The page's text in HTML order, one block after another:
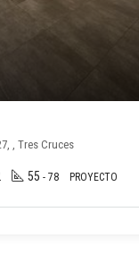
, Tres Cruces
55 - 78 PROYECTO